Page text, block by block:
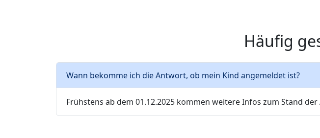
Häufig
Wann bekomme ich die Antwort, ob mein Kind angemeldet ist?
Frühstens ab dem 01.12.2025 kommen weitere Infos zum Stand